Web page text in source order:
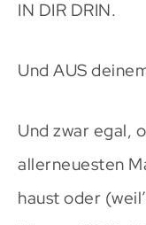
IN DIR DRIN.
Und AUS
Und zwar egal,
allerneuesten
haust oder